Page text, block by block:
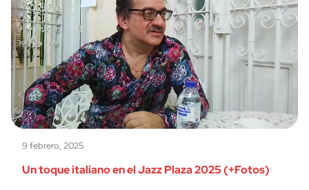
9 febrero, 2025
Un toque italiano en el Jazz Plaza 2025 (+Fotos)